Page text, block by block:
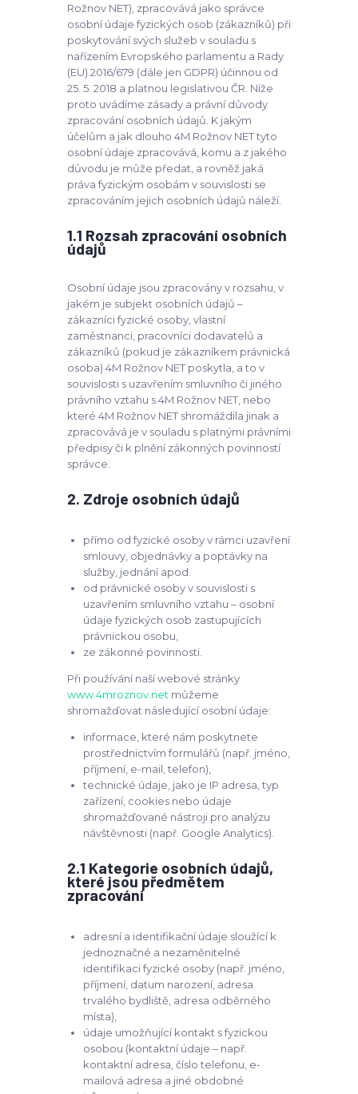
Rožnov NET), zpracovává jako správce
osobní údaje fyzických osob (zákazníků) při
poskytování svých služeb v souladu s
nařízením Evropského parlamentu a Rady
(EU) 2016/679 (dále jen GDPR) účinnou od
25. 5. 2018 a platnou legislativou ČR. Níže
proto uvádíme zásady a právní důvody
zpracování osobních údajů. K jakým
účelům a jak dlouho 4M Rožnov NET tyto
osobní údaje zpracovává, komu a z jakého
důvodu je může předat, a rovněž jaká
práva fyzickým osobám v souvislosti se
zpracováním jejich osobních údajů náleží.
1.1 Rozsah zpracování osobních
údajů
Osobní údaje jsou zpracovány v rozsahu, v
jakém je subjekt osobních údajů –
zákazníci fyzické osoby, vlastní
zaměstnanci, pracovníci dodavatelů a
zákazníků (pokud je zákazníkem právnická
osoba) 4M Rožnov NET poskytla, a to v
souvislosti s uzavřením smluvního či jiného
právního vztahu s 4M Rožnov NET, nebo
které 4M Rožnov NET shromáždila jinak a
zpracovává je v souladu s platnými právními
předpisy či k plnění zákonných povinností
správce.
2. Zdroje osobních údajů
přímo od fyzické osoby v rámci uzavření
smlouvy, objednávky a poptávky na
služby, jednání apod.
od právnické osoby v souvislosti s
uzavřením smluvního vztahu – osobní
údaje fyzických osob zastupujících
právnickou osobu,
ze zákonné povinnosti.
Při používání naší webové stránky
www.4mroznov.net můžeme
shromažďovat následující osobní údaje:
informace, které nám poskytnete
prostřednictvím formulářů (např. jméno,
příjmení, e-mail, telefon),
technické údaje, jako je IP adresa, typ
zařízení, cookies nebo údaje
shromažďované nástroji pro analýzu
návštěvnosti (např. Google Analytics).
2.1 Kategorie osobních údajů,
které jsou předmětem
zpracování
adresní a identifikační údaje sloužící k
jednoznačné a nezaměnitelné
identifikaci fyzické osoby (např. jméno,
příjmení, datum narození, adresa
trvalého bydliště, adresa odběrného
místa),
údaje umožňující kontakt s fyzickou
osobou (kontaktní údaje – např.
kontaktní adresa, číslo telefonu, e-
mailová adresa a jiné obdobné